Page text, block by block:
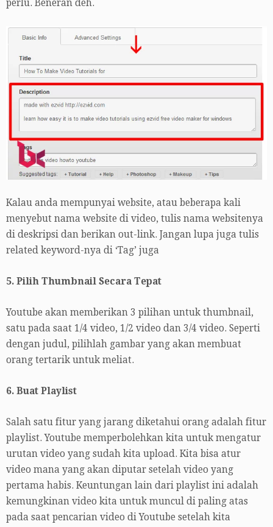
perlu. Beneran deh.
Kalau anda mempunyai website, atau beberapa kali
menyebut nama website di video, tulis nama websitenya
di deskripsi dan berikan out-link. Jangan lupa juga tulis
related keyword-nya di ‘Tag’ juga
5. Pilih Thumbnail Secara Tepat
Youtube akan memberikan 3 pilihan untuk thumbnail,
satu pada saat 1/4 video, 1/2 video dan 3/4 video. Seperti
dengan judul, pilihlah gambar yang akan membuat
orang tertarik untuk meliat.
6. Buat Playlist
Salah satu fitur yang jarang diketahui orang adalah fitur
playlist. Youtube memperbolehkan kita untuk mengatur
urutan video yang sudah kita upload. Kita bisa atur
video mana yang akan diputar setelah video yang
pertama habis. Keuntungan lain dari playlist ini adalah
kemungkinan video kita untuk muncul di paling atas
pada saat pencarian video di Youtube setelah kita